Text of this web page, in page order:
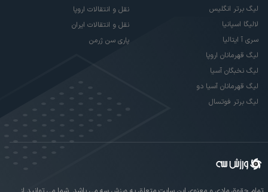
لیگ برتر انگلیس
لالیگا اسپانیا
سری آ ایتالیا
لیگ قهرمانان اروپا
لیگ نخبگان آسیا
لیگ قهرمانان آسیا دو
لیگ برتر فوتسال
نقل و انتقالات اروپا
نقل و انتقالات ایران
پاری سن ژرمن